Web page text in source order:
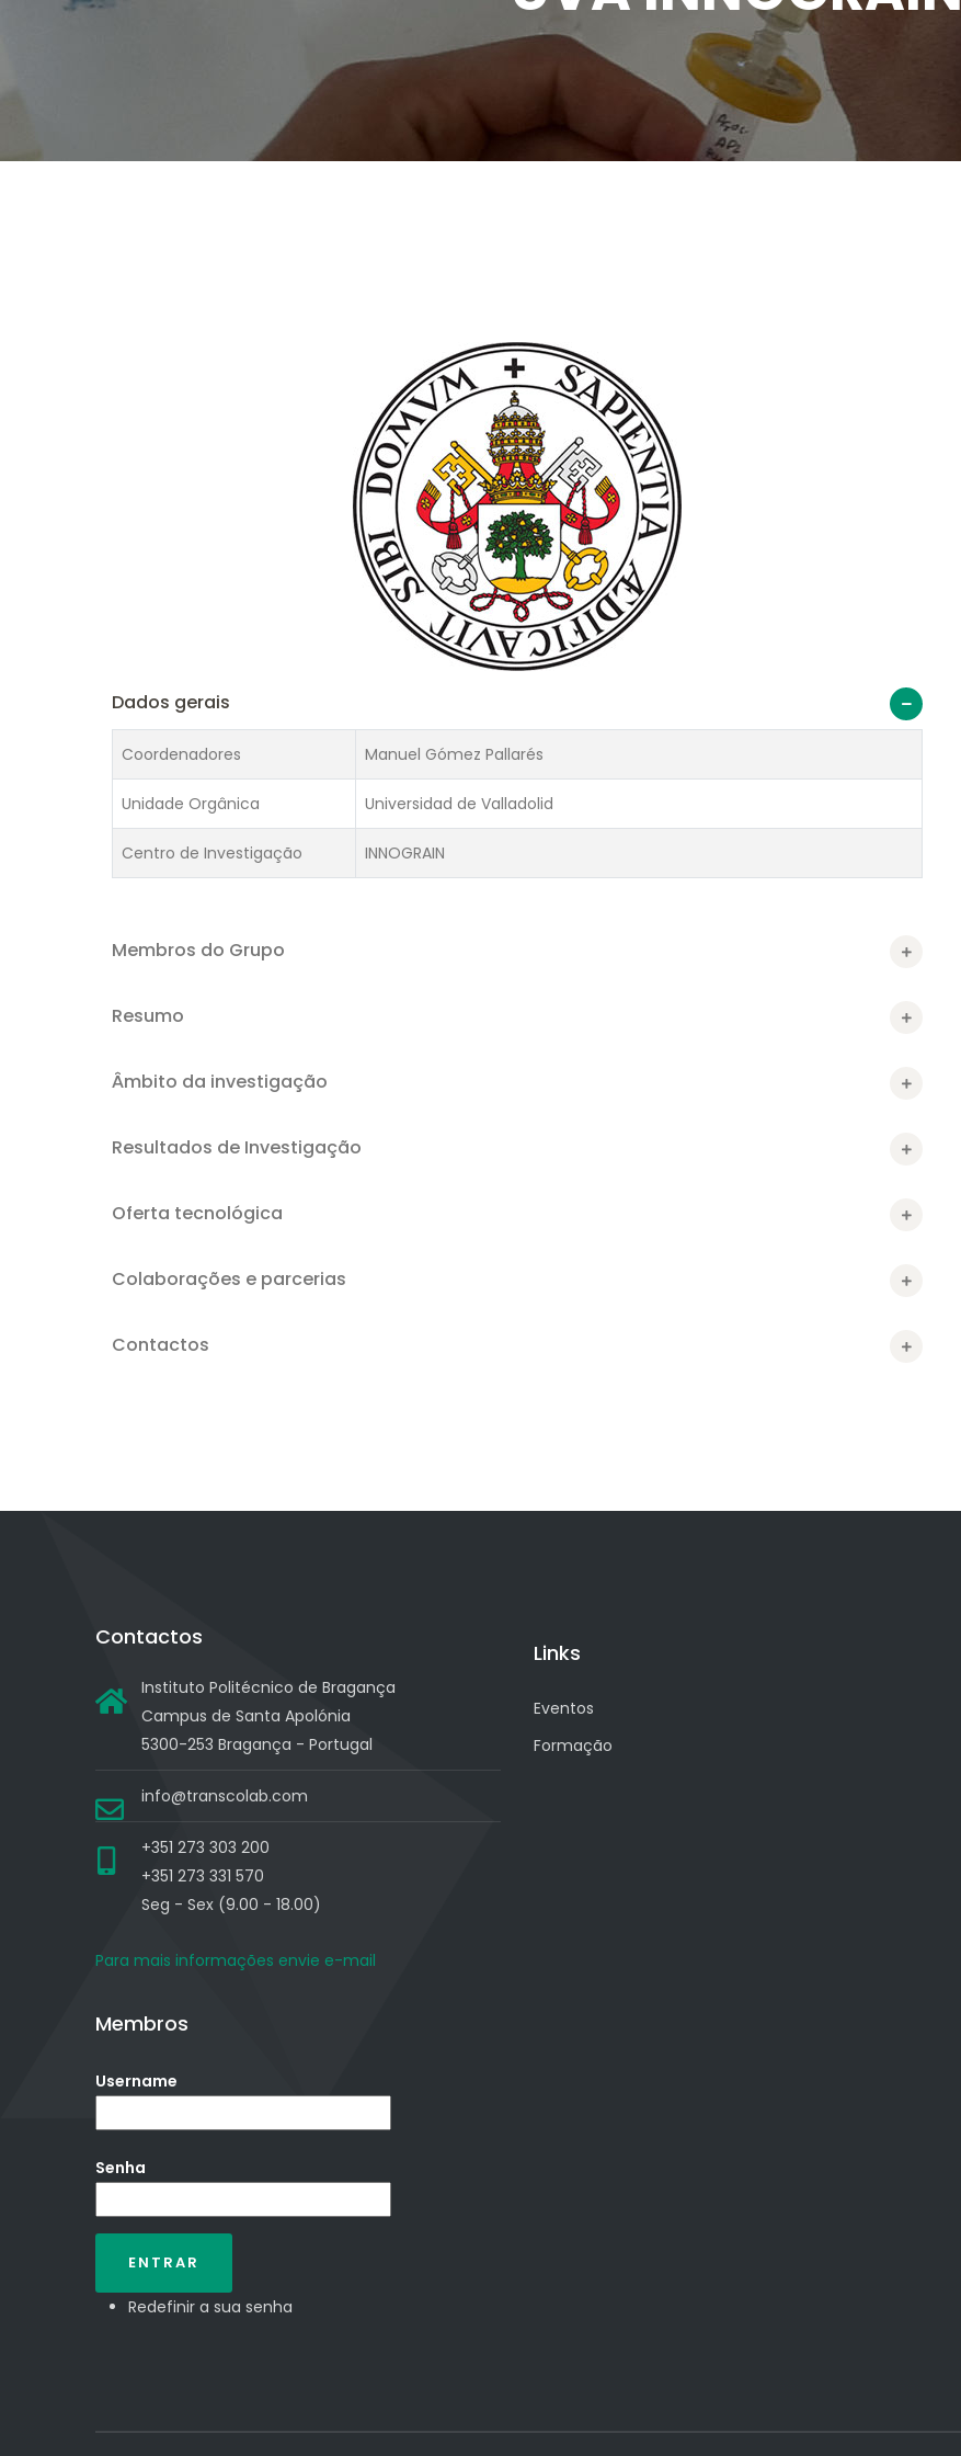
Dados gerais
Coordenadores Manuel Gómez Pallarés
Unidade Orgânica Universidad de Valladolid
Centro de Investigação INNOGRAIN
Membros do Grupo
Resumo
Âmbito da investigação
Resultados de Investigação
Oferta tecnológica
Colaborações e parcerias
Contactos
Contactos
Instituto Politécnico de Bragança
Campus de Santa Apolónia
5300-253 Bragança - Portugal
info@transcolab.com
+351 273 303 200
+351 273 331 570
Seg - Sex (9.00 - 18.00)
Para mais informações envie e-mail
Links
Eventos
Formação
Membros
Username
Senha
Redefinir a sua senha